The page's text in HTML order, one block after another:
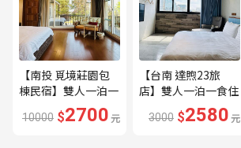
【南投 覓境莊園包
棟民宿】雙人一泊一
食住宿券---🔥平日
贈下午茶、兩張券即
10000 $2700元
【台南 達煦23旅
店】雙人一泊一食住
宿券---🔥近海安路
商圈🔥
3000 $2580元